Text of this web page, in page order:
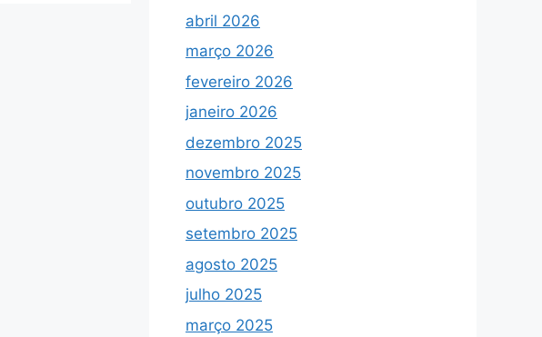
abril 2026
março 2026
fevereiro 2026
janeiro 2026
dezembro 2025
novembro 2025
outubro 2025
setembro 2025
agosto 2025
julho 2025
março 2025